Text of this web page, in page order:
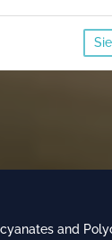
and